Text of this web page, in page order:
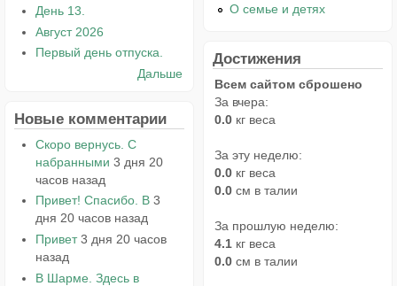
День 13.
Август 2026
Первый день отпуска.
Дальше
Новые комментарии
Скоро вернусь. С
набранными 3 дня 20
часов назад
Привет! Спасибо. В 3
дня 20 часов назад
Привет 3 дня 20 часов
назад
В Шарме. Здесь в
О семье и детях
Достижения
Всем сайтом сброшено
За вчера:
0.0 кг веса
За эту неделю:
0.0 кг веса
0.0 см в талии
За прошлую неделю:
4.1 кг веса
0.0 см в талии